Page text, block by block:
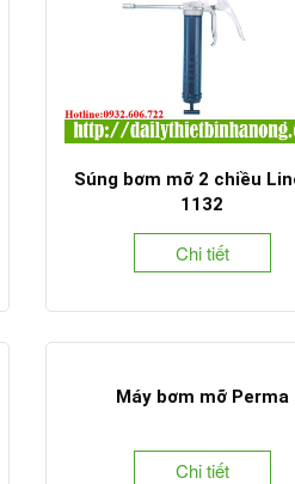
Súng bơm mỡ 2 chiều
1132
Chi tiết
Máy bơm mỡ Perma
Chi tiết